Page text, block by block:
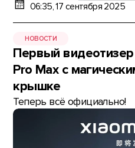
06:35, 17 сентября 2025
НОВОСТИ
Первый видеотизер
Pro Max с
крышке
Теперь всё официально!